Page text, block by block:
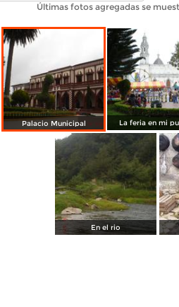
Últimas fotos agregadas se
Palacio Municipal La feria en mi
En el rio